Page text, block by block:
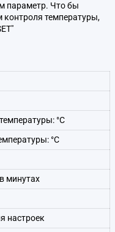
параметр. Что бы
контроля температуры,
°С
°С
минутах
настроек